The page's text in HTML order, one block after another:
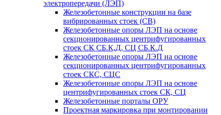
электропередачи (ЛЭП)
Железобетонные конструкции на базе
вибрированных стоек (СВ)
Железобетонные опоры ЛЭП на основе
секционированных центрифугированных
стоек СК СБ.К,Д, СЦ СБ.К.Д
Железобетонные опоры ЛЭП на основе
секционированных центрифугированных
стоек СКС, СЦС
Железобетонные опоры ЛЭП на основе
центрифугированных стоек СК, СЦ
Железобетонные порталы ОРУ
Проектная маркировка при монтировании